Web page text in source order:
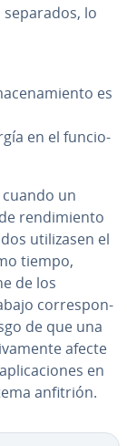
lo
es
en el fu­n­cio­
un
re­n­di­mie­n­to
uti­li­za­sen el
tiempo,
de los
co­rre­s­po­n­
de que una
afecte
en
anfitrión.